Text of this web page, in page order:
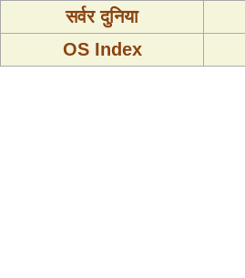
सर्वर दुनिया
OS Index